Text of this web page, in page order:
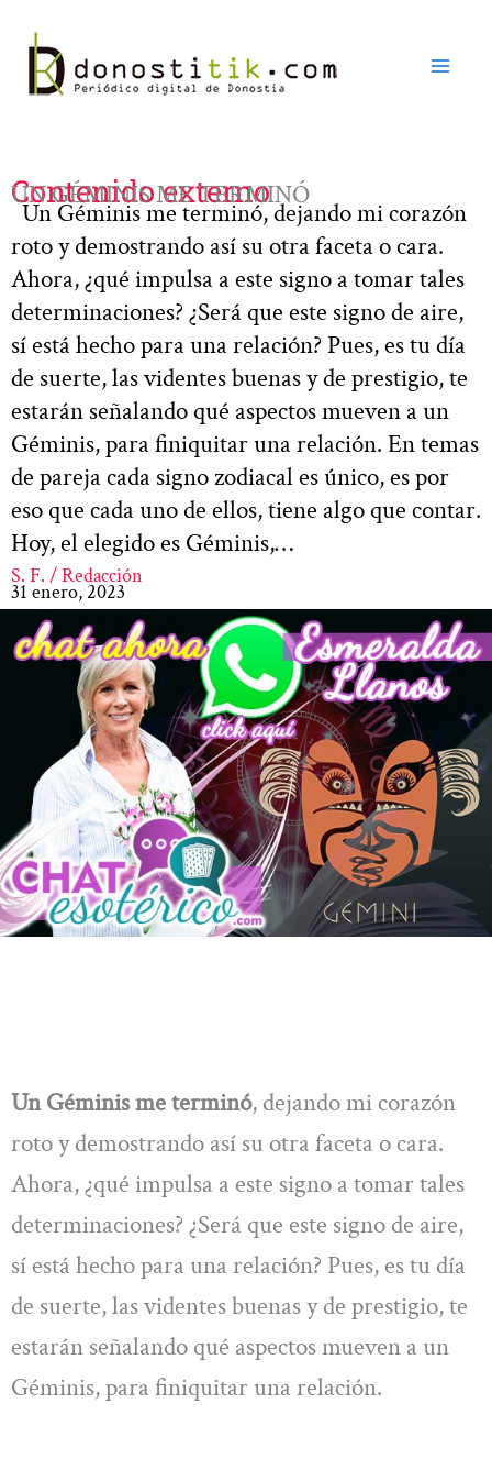
contenido
Contenido externo
UN GÉMINIS ME TERMINÓ
Un Géminis me terminó, dejando mi corazón
roto y demostrando así su otra faceta o cara.
Ahora, ¿qué impulsa a este signo a tomar tales
determinaciones? ¿Será que este signo de aire,
sí está hecho para una relación? Pues, es tu día
de suerte, las videntes buenas y de prestigio, te
estarán señalando qué aspectos mueven a un
Géminis, para finiquitar una relación. En temas
de pareja cada signo zodiacal es único, es por
eso que cada uno de ellos, tiene algo que contar.
Hoy, el elegido es Géminis,…
S. F. / Redacción
31 enero, 2023
Un Géminis me terminó, dejando mi corazón
roto y demostrando así su otra faceta o cara.
Ahora, ¿qué impulsa a este signo a tomar tales
determinaciones? ¿Será que este signo de aire,
sí está hecho para una relación? Pues, es tu día
de suerte, las videntes buenas y de prestigio, te
estarán señalando qué aspectos mueven a un
Géminis, para finiquitar una relación.